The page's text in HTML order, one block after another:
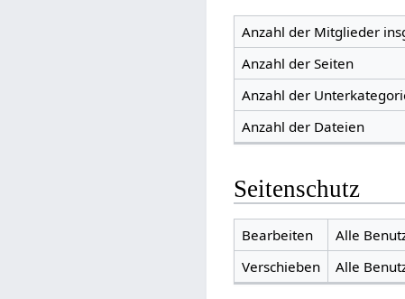
Anzahl der Mitglieder
Anzahl der Seiten
Anzahl der
Anzahl der Dateien
Seitenschutz
Bearbeiten
Alle
Verschieben
Alle